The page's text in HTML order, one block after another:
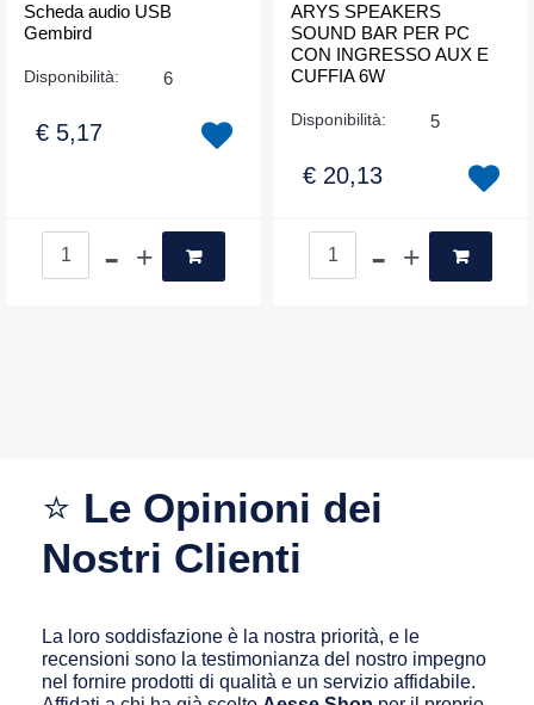
Scheda audio USB
Gembird
Disponibilità: 6
€ 5,17
ARYS SPEAKERS
SOUND BAR PER PC
CON INGRESSO AUX E
CUFFIA 6W
Disponibilità: 5
€ 20,13
⭐ Le Opinioni dei
Nostri Clienti
La loro soddisfazione è la nostra priorità, e le
recensioni sono la testimonianza del nostro impegno
nel fornire prodotti di qualità e un servizio affidabile.